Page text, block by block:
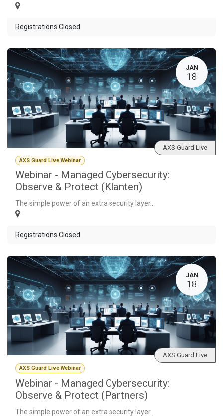
Registrations Closed
JAN
18
AXS Guard Live Webinar
Webinar - Managed Cybersecurity:
Observe & Protect (Klanten)
The simple power of an extra security layer...
AXS Guard Live
Registrations Closed
JAN
18
AXS Guard Live Webinar
Webinar - Managed Cybersecurity:
Observe & Protect (Partners)
The simple power of an extra security layer...
AXS Guard Live